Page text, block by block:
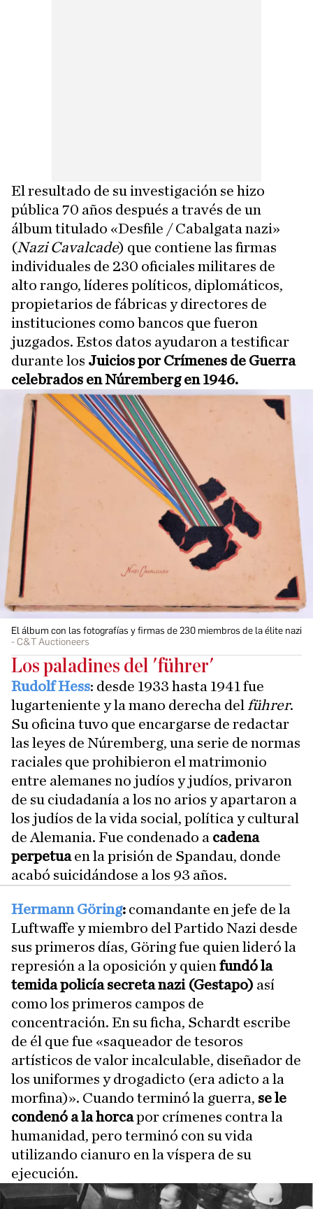
El resultado de su investigación se hizo
pública 70 años después a través de un
álbum titulado «Desfile / Cabalgata nazi»
(Nazi Cavalcade) que contiene las firmas
individuales de 230 oficiales militares de
alto rango, líderes políticos, diplomáticos,
propietarios de fábricas y directores de
instituciones como bancos que fueron
juzgados. Estos datos ayudaron a testificar
durante los Juicios por Crímenes de Guerra
celebrados en Núremberg en 1946.
El álbum con las fotografías y firmas de 230 miembros de la élite nazi
C&T Auctioneers
Los paladines del 'führer'
Rudolf Hess: desde 1933 hasta 1941 fue
lugarteniente y la mano derecha del führer.
Su oficina tuvo que encargarse de redactar
las leyes de Núremberg, una serie de normas
raciales que prohibieron el matrimonio
entre alemanes no judíos y judíos, privaron
de su ciudadanía a los no arios y apartaron a
los judíos de la vida social, política y cultural
de Alemania. Fue condenado a cadena
perpetuaen la prisión de Spandau, donde
acabó suicidándose a los 93 años.
Hermann Göring: comandante en jefe de la
Luftwaffe y miembro del Partido Nazi desde
sus primeros días, Göring fue quien lideró la
represión a la oposición y quien fundó la
temida policía secreta nazi (Gestapo) así
como los primeros campos de
concentración. En su ficha, Schardt escribe
de él que fue «saqueador de tesoros
artísticos de valor incalculable, diseñador de
los uniformes y drogadicto (era adicto a la
morfina)». Cuando terminó la guerra, se le
condenó a la horcapor crímenes contra la
humanidad, pero terminó con su vida
utilizando cianuro en la víspera de su
ejecución.